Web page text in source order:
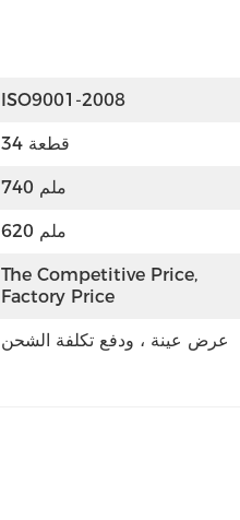
ISO9001-2008
34 قطعة
740 ملم
620 ملم
The Competitive Price,
Factory Price
عرض عينة ، ودفع تكلفة الشحن